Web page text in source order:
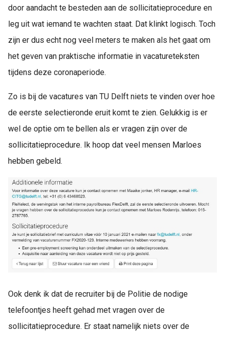
door aandacht te besteden aan de sollicitatieprocedure en
leg uit wat iemand te wachten staat. Dat klinkt logisch. Toch
zijn er dus echt nog veel meters te maken als het gaat om
het geven van praktische informatie in vacatureteksten
tijdens deze coronaperiode.
Zo is bij de vacatures van TU Delft niets te vinden over hoe
de eerste selectieronde eruit komt te zien. Gelukkig is er
wel de optie om te bellen als er vragen zijn over de
sollicitatieprocedure. Ik hoop dat veel mensen Marloes
hebben gebeld.
Ook denk ik dat de recruiter bij de Politie de nodige
telefoontjes heeft gehad met vragen over de
sollicitatieprocedure. Er staat namelijk niets over de